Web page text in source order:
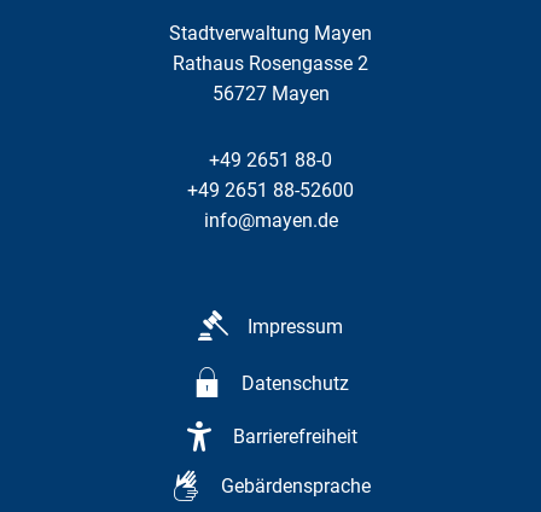
Stadtverwaltung Mayen
Rathaus Rosengasse 2
56727 Mayen
+49 2651 88-0
+49 2651 88-52600
info@mayen.de
Impressum
Datenschutz
Barrierefreiheit
Gebärdensprache